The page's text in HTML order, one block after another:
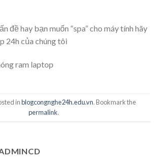
đề hay bạn muốn “spa” cho máy tính hãy
24h của chúng tôi
ram laptop
inblogcongnghe24h.edu.vn. Bookmark the
permalink.